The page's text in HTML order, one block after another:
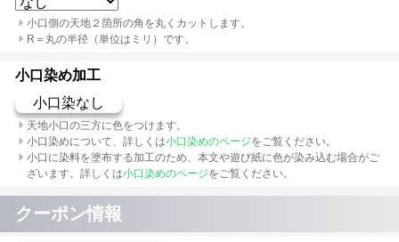
小口側の天地２箇所の角を丸くカットします。
R＝丸の半径（単位はミリ）です。
小口染め加工
小口染なし
天地小口の三方に色をつけます。
小口染めについて、詳しくは小口染めのページをご覧ください。
小口に染料を塗布する加工のため、本文や遊び紙に色が染み込む場合がご
ざいます。詳しくは小口染めのページをご覧ください。
クーポン情報